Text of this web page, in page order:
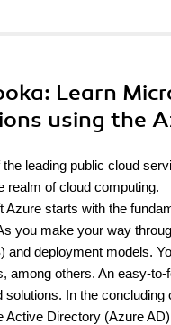
: Learn
using the
leading public cloud
realm of cloud computing.
Azure starts with the
you make your way
and deployment models.
among others. An easy-
solutions. In the
Active Directory (Azure